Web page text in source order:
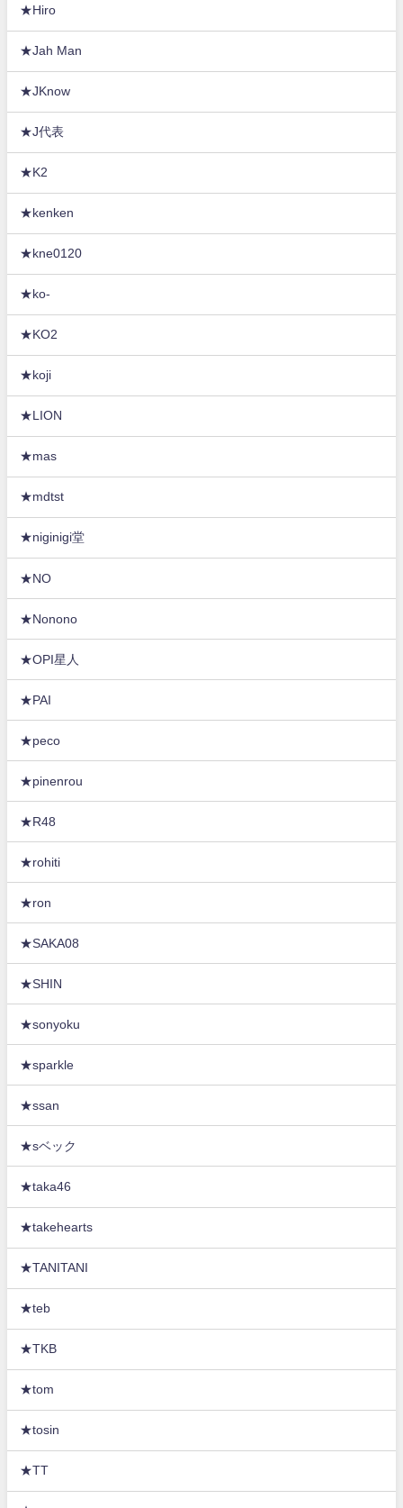
★Hiro
★Jah Man
★JKnow
★J代表
★K2
★kenken
★kne0120
★ko-
★KO2
★koji
★LION
★mas
★mdtst
★niginigi堂
★NO
★Nonono
★OPI星人
★PAI
★peco
★pinenrou
★R48
★rohiti
★ron
★SAKA08
★SHIN
★sonyoku
★sparkle
★ssan
★sベック
★taka46
★takehearts
★TANITANI
★teb
★TKB
★tom
★tosin
★TT